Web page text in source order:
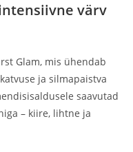
värv
Glam, mis ühendab
ja silmapaistva
saavutad
– kiire, lihtne ja